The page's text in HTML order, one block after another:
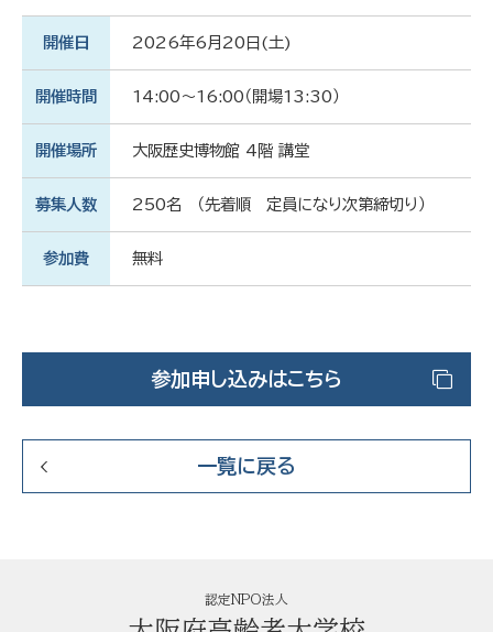
開催日 2026年6月20日(土)
開催時間 14:00～16:00（開場13:30）
開催場所 大阪歴史博物館 4階 講堂
募集人数 250名 （先着順 定員になり次第締切り）
参加費 無料
参加申し込みはこちら
一覧に戻る
認定NPO法人